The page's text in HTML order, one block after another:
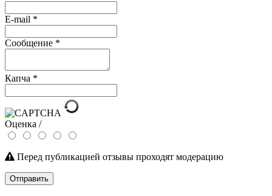
E-mail *
Сообщение *
Капча *
Оценка /
Перед публикацией отзывы проходят модерацию
Отправить